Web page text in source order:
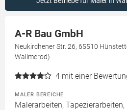
A-R Bau GmbH
Neukirchener Str. 26, 65510
Wallmerod)
4 mit einer
MALER BEREICHE
Malerarbeiten,